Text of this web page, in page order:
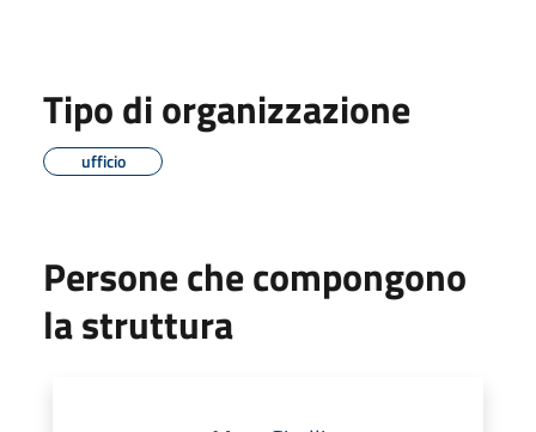
Tipo di organizzazione
ufficio
Persone che compongono
la struttura